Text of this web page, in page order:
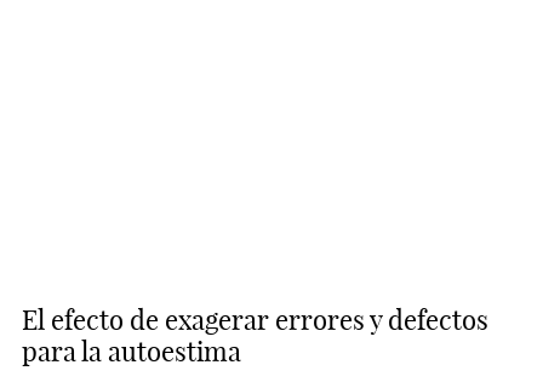
El efecto de exagerar errores y defectos
para la autoestima